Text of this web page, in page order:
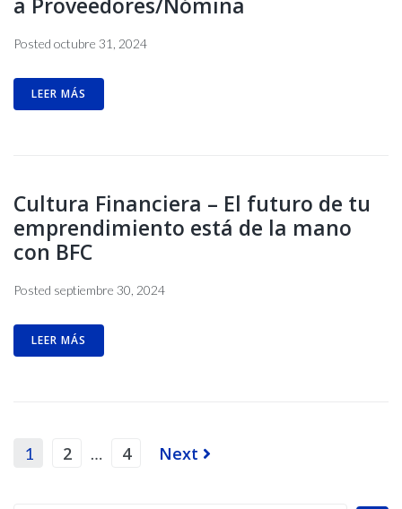
Posted octubre 31, 2024
LEER MÁS
Cultura Financiera – El futuro de tu
emprendimiento está de la mano
con BFC
Posted septiembre 30, 2024
LEER MÁS
1 2 … 4 Next